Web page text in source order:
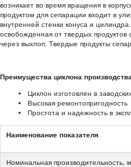
возникает во время вращения в
продуктом для сепарации входит в
внутренней стенки конуса и
освобожденная от твердых продуктов
через выхлоп. Твердые продукты
Преимущества циклона
Циклон изготовлен в
Высокая ремонтопригодность
Простота и надежность в
Наименование показателя
Номинальная производительность, м